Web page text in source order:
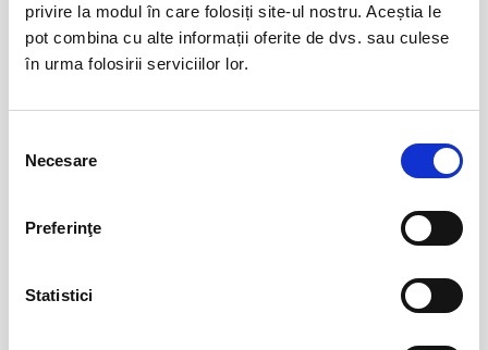
privire la modul în care folosiți site-ul nostru. Aceștia le
pot combina cu alte informații oferite de dvs. sau culese
în urma folosirii serviciilor lor.
consimțământului
Necesare
Preferinţe
Statistici
BILETE
13